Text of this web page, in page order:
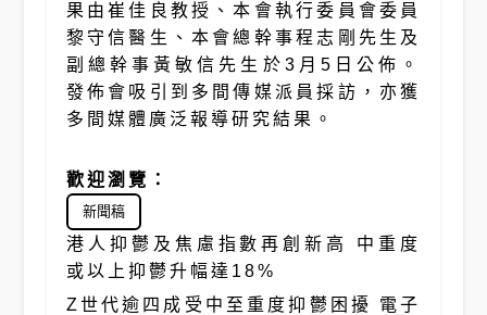
果由崔佳良教授、本會執行委員會委員
黎守信醫生、本會總幹事程志剛先生及
副總幹事黃敏信先生於3月5日公佈。
發佈會吸引到多間傳媒派員採訪，亦獲
多間媒體廣泛報導研究結果。
歡迎瀏覽：
新聞稿
港人抑鬱及焦慮指數再創新高 中重度
或以上抑鬱升幅達18%
Z世代逾四成受中至重度抑鬱困擾 電子